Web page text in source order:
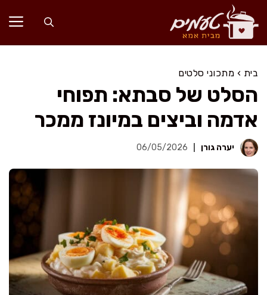
לדלג
לתוכן
בית › מתכוני סלטים
הסלט של סבתא: תפוחי
אדמה וביצים במיונז ממכר
יערה גורן 06/05/2026